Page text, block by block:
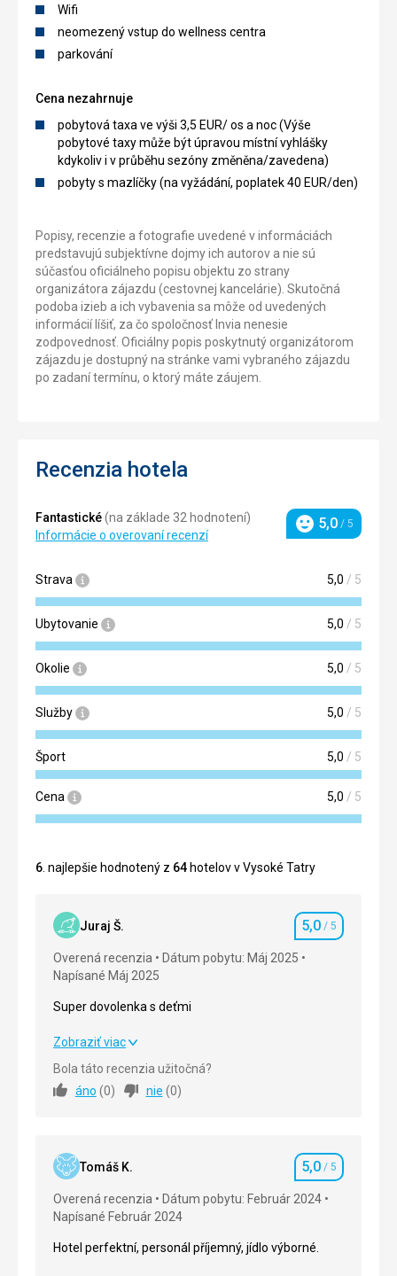
Wifi
neomezený vstup do wellness centra
parkování
Cena nezahrnuje
pobytová taxa ve výši 3,5 EUR/ os a noc (Výše
pobytové taxy může být úpravou místní vyhlášky
kdykoliv i v průběhu sezóny změněna/zavedena)
pobyty s mazlíčky (na vyžádání, poplatek 40 EUR/den)
Popisy, recenzie a fotografie uvedené v informáciách
predstavujú subjektívne dojmy ich autorov a nie sú
súčasťou oficiálneho popisu objektu zo strany
organizátora zájazdu (cestovnej kancelárie). Skutočná
podoba izieb a ich vybavenia sa môže od uvedených
informácií líšiť, za čo spoločnosť Invia nenesie
zodpovednosť. Oficiálny popis poskytnutý organizátorom
zájazdu je dostupný na stránke vami vybraného zájazdu
po zadaní termínu, o ktorý máte záujem.
Recenzia hotela
Fantastické(na základe 32 hodnotení)
Informácie o overovaní recenzí
Hodnotenie
5,0 / 5
Strava 5,0 / 5
Ubytovanie 5,0 / 5
Okolie 5,0 / 5
Služby 5,0 / 5
Šport 5,0 / 5
Cena 5,0 / 5
6. najlepšie hodnotený z 64 hotelov v Vysoké Tatry
Juraj Š. Hodnotenie
5,0 / 5
Overená recenzia
Dátum pobytu: Máj 2025
Napísané Máj 2025
Super dovolenka s deťmi
Super dovolenka s deťmi
Strava
Služby 5,0/ 5
Cena
Zobraziť viac
Bola táto recenzia užitočná?
áno (0) nie (0)
Tomáš K. Hodnotenie
5,0 / 5
Overená recenzia
Dátum pobytu: Február 2024
Napísané Február 2024
Hotel perfektní, personál příjemný, jídlo výborné.